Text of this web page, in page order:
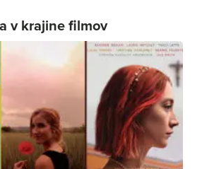
REGIÓN
MIX
v krajine filmov